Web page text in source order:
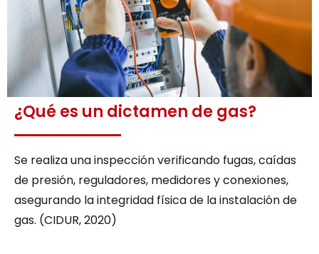
¿Qué es un dictamen de gas?
Se realiza una inspección verificando fugas, caídas
de presión, reguladores, medidores y conexiones,
asegurando la integridad física de la instalación de
gas. (CIDUR, 2020)